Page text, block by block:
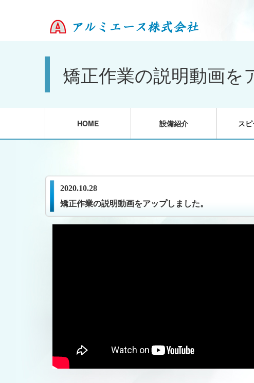
矯正作業の説明動画を
HOME 設備紹介 ス
2020.10.28
矯正作業の説明動画をアップしました。